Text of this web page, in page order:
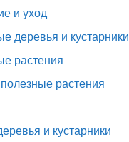
и уход
деревья и кустарники
растения
растения
и кустарники